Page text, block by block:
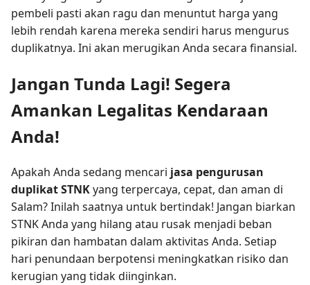
pembeli pasti akan ragu dan menuntut harga yang
lebih rendah karena mereka sendiri harus mengurus
duplikatnya. Ini akan merugikan Anda secara finansial.
Jangan Tunda Lagi! Segera
Amankan Legalitas Kendaraan
Anda!
Apakah Anda sedang mencari jasa pengurusan
duplikat STNKyang terpercaya, cepat, dan aman di
Salam? Inilah saatnya untuk bertindak! Jangan biarkan
STNK Anda yang hilang atau rusak menjadi beban
pikiran dan hambatan dalam aktivitas Anda. Setiap
hari penundaan berpotensi meningkatkan risiko dan
kerugian yang tidak diinginkan.